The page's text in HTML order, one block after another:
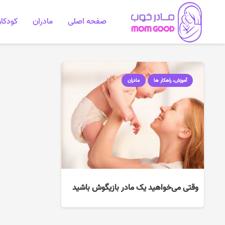
صفحه اصلی مادران
آموزش، راهکار ها مادران
وقتی می‌خواهید یک مادر بازیگوش باشید